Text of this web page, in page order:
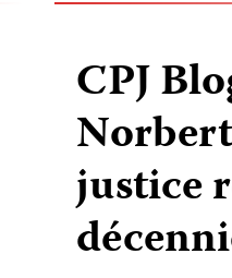
CPJ
justice